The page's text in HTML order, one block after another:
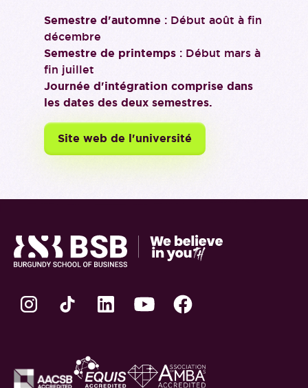
Semestre d'automne : Début août à fin
décembre
Semestre de printemps : Début mars à
fin juillet
Journée d'intégration comprise dans
les dates des deux semestres.
Site web de l'université